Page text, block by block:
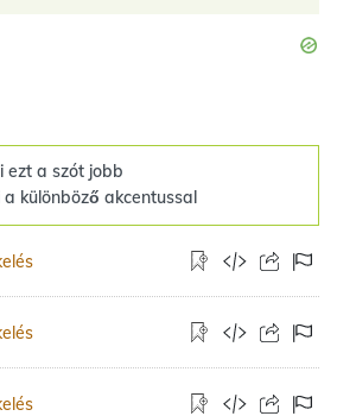
ezt a szót jobb
különböző akcentussal